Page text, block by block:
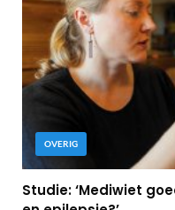
OVERIG
Studie: ‘Mediwiet